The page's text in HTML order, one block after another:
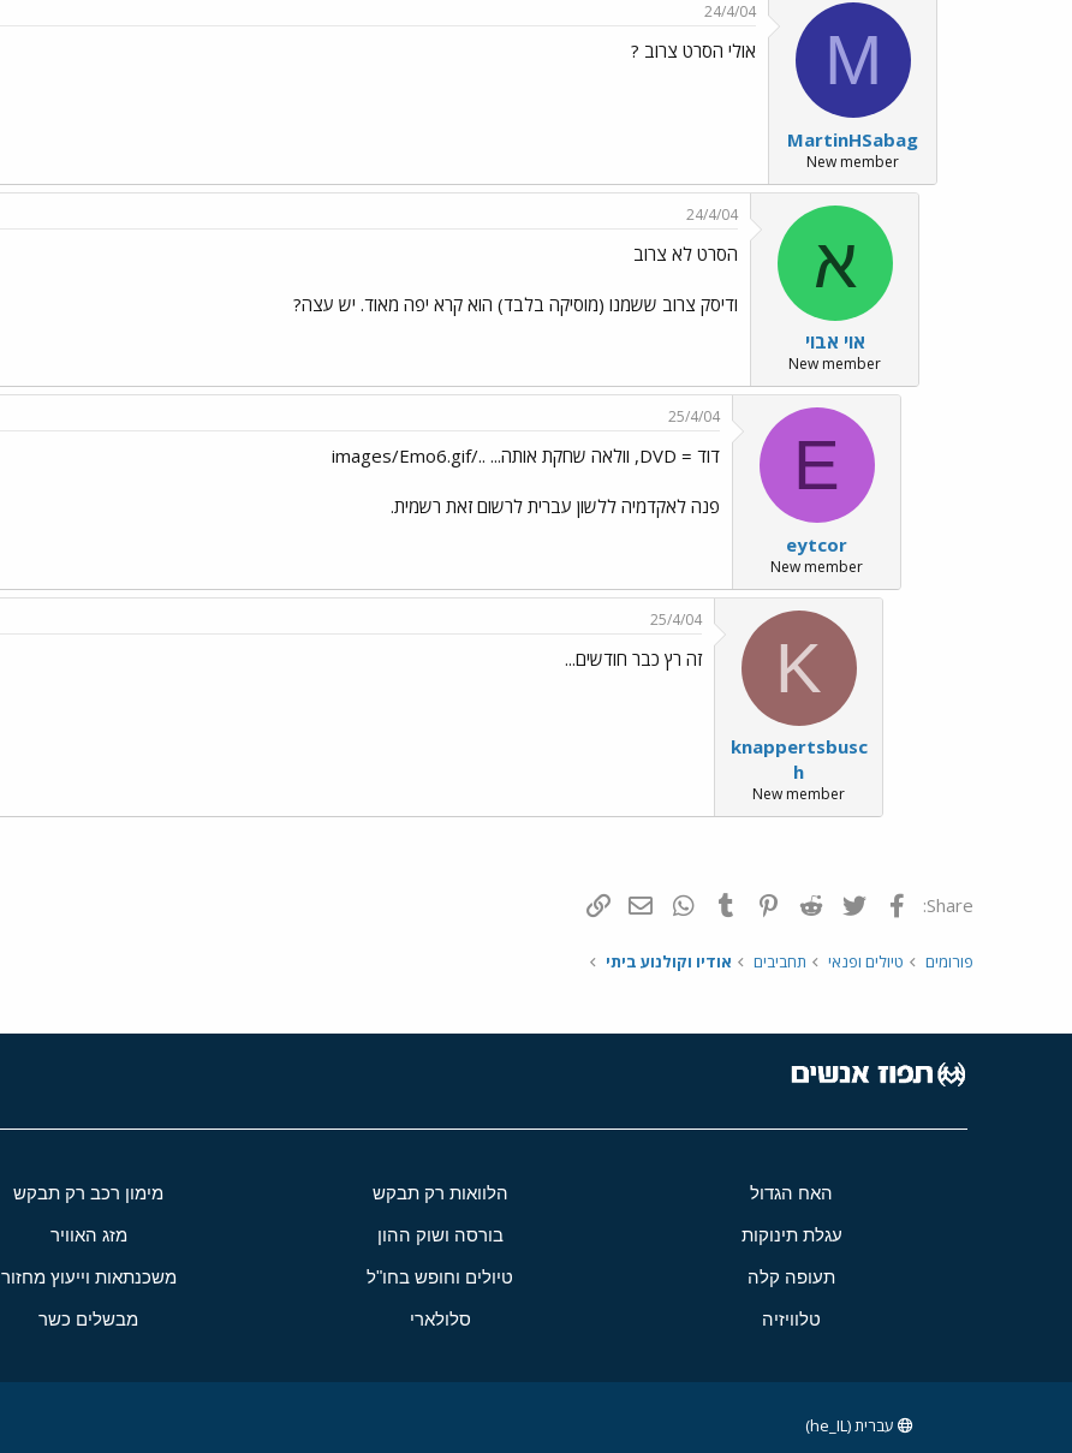
M
MartinHSabag
New member
24/4/04
אולי הסרט צרוב ?
א
אוי אבוי
New member
24/4/04
הסרט לא צרוב
ודיסק צרוב ששמנו (מוסיקה בלבד) הוא קרא יפה מאוד. יש עצה?
E
eytcor
New member
25/4/04
דוד = DVD, וולאה שחקת אותה... ../images/Emo6.gif
פנה לאקדמיה ללשון עברית לרשום זאת רשמית.
K
knappertsbusc
h
New member
25/4/04
זה רץ כבר חודשים...
Share: פייסבוק Twitter
Reddit
Pinterest
Tumblr
WhatsAppדואר אלקטרוני
פורומים טיולים ופנאי תחביבים אודיו וקולנוע ביתי
האח הגדול הלוואות רק תבקש מימון רכב רק תבקש
עגלת תינוקות בורסה ושוק ההון מזג האוויר
תעופה קלה טיולים וחופש בחו"ל משכנתאות וייעוץ מחזור
טלוויזיה סלולארי מבשלים כשר
עברית (he_IL)